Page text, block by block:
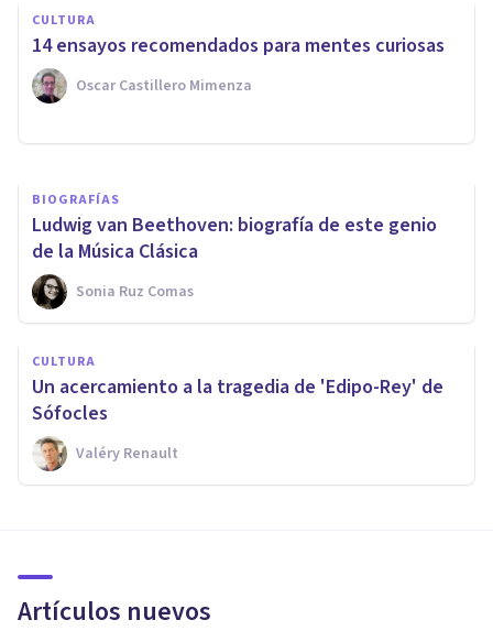
CULTURA
14 ensayos recomendados para mentes curiosas
Oscar Castillero Mimenza
Historia del Arte: ¿qué es y qué
estudia esta disciplina?
BIOGRAFÍAS
Ludwig van Beethoven: biografía de este genio
de la Música Clásica
Sonia Ruz Comas
CULTURA
Un acercamiento a la tragedia de 'Edipo-Rey' de
Sófocles
Valéry Renault
Artículos nuevos